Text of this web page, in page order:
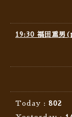
19:30 福田重
Today : 802